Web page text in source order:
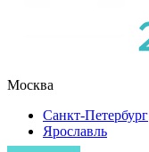
Москва
Санкт-Петербург
Ярославль